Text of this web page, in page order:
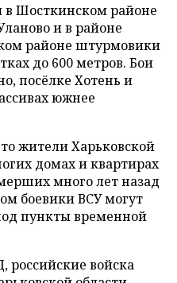
Шосткинском районе
и в районе
районе штурмовики
до 600 метров. Бои
посёлке Хотень и
южнее
жители Харьковской
домах и квартирах
много лет назад
боевики ВСУ могут
пункты временной
российские войска